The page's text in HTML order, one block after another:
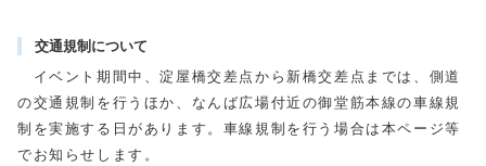
交通規制について
イベント期間中、淀屋橋交差点から新橋交差点までは、側道
の交通規制を行うほか、なんば広場付近の御堂筋本線の車線規
制を実施する日があります。車線規制を行う場合は本ページ等
でお知らせします。